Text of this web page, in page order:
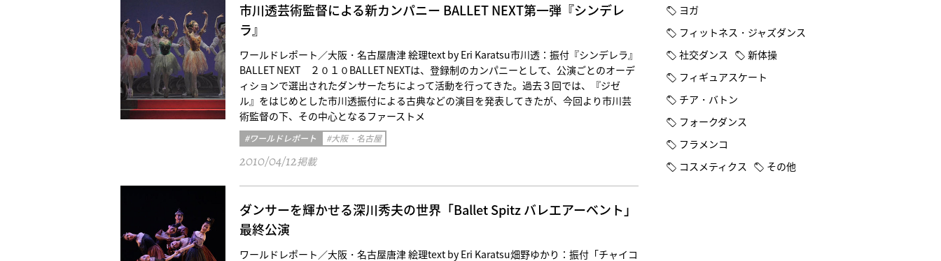
市川透芸術監督による新カンパニー BALLET NEXT第一弾『シンデレ
ラ』
ワールドレポート／大阪・名古屋唐津 絵理text by Eri Karatsu市川透：振付『シンデレラ』
BALLET NEXT ２０１０BALLET NEXTは、登録制のカンパニーとして、公演ごとのオーデ
ィションで選出されたダンサーたちによって活動を行ってきた。過去３回では、『ジゼ
ル』をはじめとした市川透振付による古典などの演目を発表してきたが、今回より市川芸
術監督の下、その中心となるファーストメ
#ワールドレポート #大阪・名古屋
2010/04/12掲載
ダンサーを輝かせる深川秀夫の世界「Ballet Spitz バレエアーベント」
最終公演
ワールドレポート／大阪・名古屋唐津 絵理text by Eri Karatsu畑野ゆかり：振付「チャイコ
ヨガ
フィットネス・ジャズダンス
社交ダンス
新体操
フィギュアスケート
チア・バトン
フォークダンス
フラメンコ
コスメティクス
その他